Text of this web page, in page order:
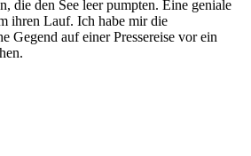
die den See leer pumpten. Eine geniale
ihren Lauf. Ich habe mir die
Gegend auf einer Pressereise vor ein